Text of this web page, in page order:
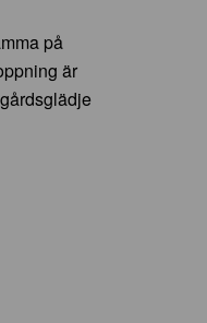
på
är